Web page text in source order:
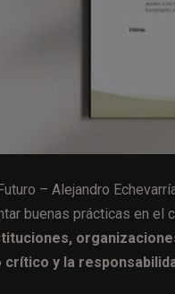
– Alejandro
buenas prácticas en el
y la